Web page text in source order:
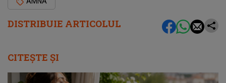
DISTRIBUIE ARTICOLUL
CITEȘTE ȘI